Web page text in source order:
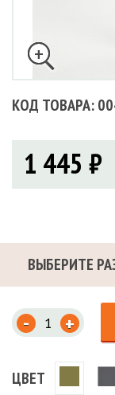
КОД ТОВАРА:
1 445 ₽
ВЫБЕРИТЕ
- +
ЦВЕТ